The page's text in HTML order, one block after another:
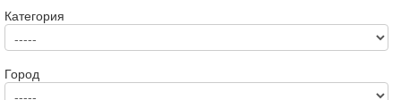
Категория
Город